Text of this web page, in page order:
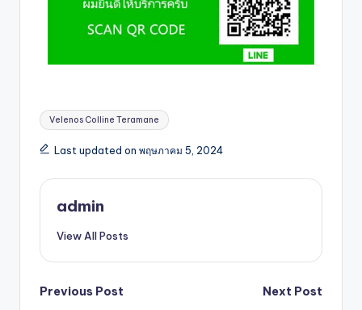
Velenos Colline Teramane
Last updated on พฤษภาคม 5, 2024
admin
View All Posts
Previous Post
Next Post